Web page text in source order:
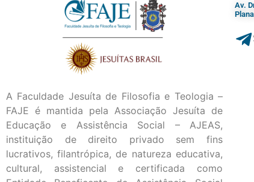
A Faculdade Jesuíta de Filosofia e Teologia –
FAJE é mantida pela Associação Jesuíta de
Educação e Assistência Social – AJEAS,
instituição de direito privado sem fins
lucrativos, filantrópica, de natureza educativa,
cultural, assistencial e certificada como
Av.